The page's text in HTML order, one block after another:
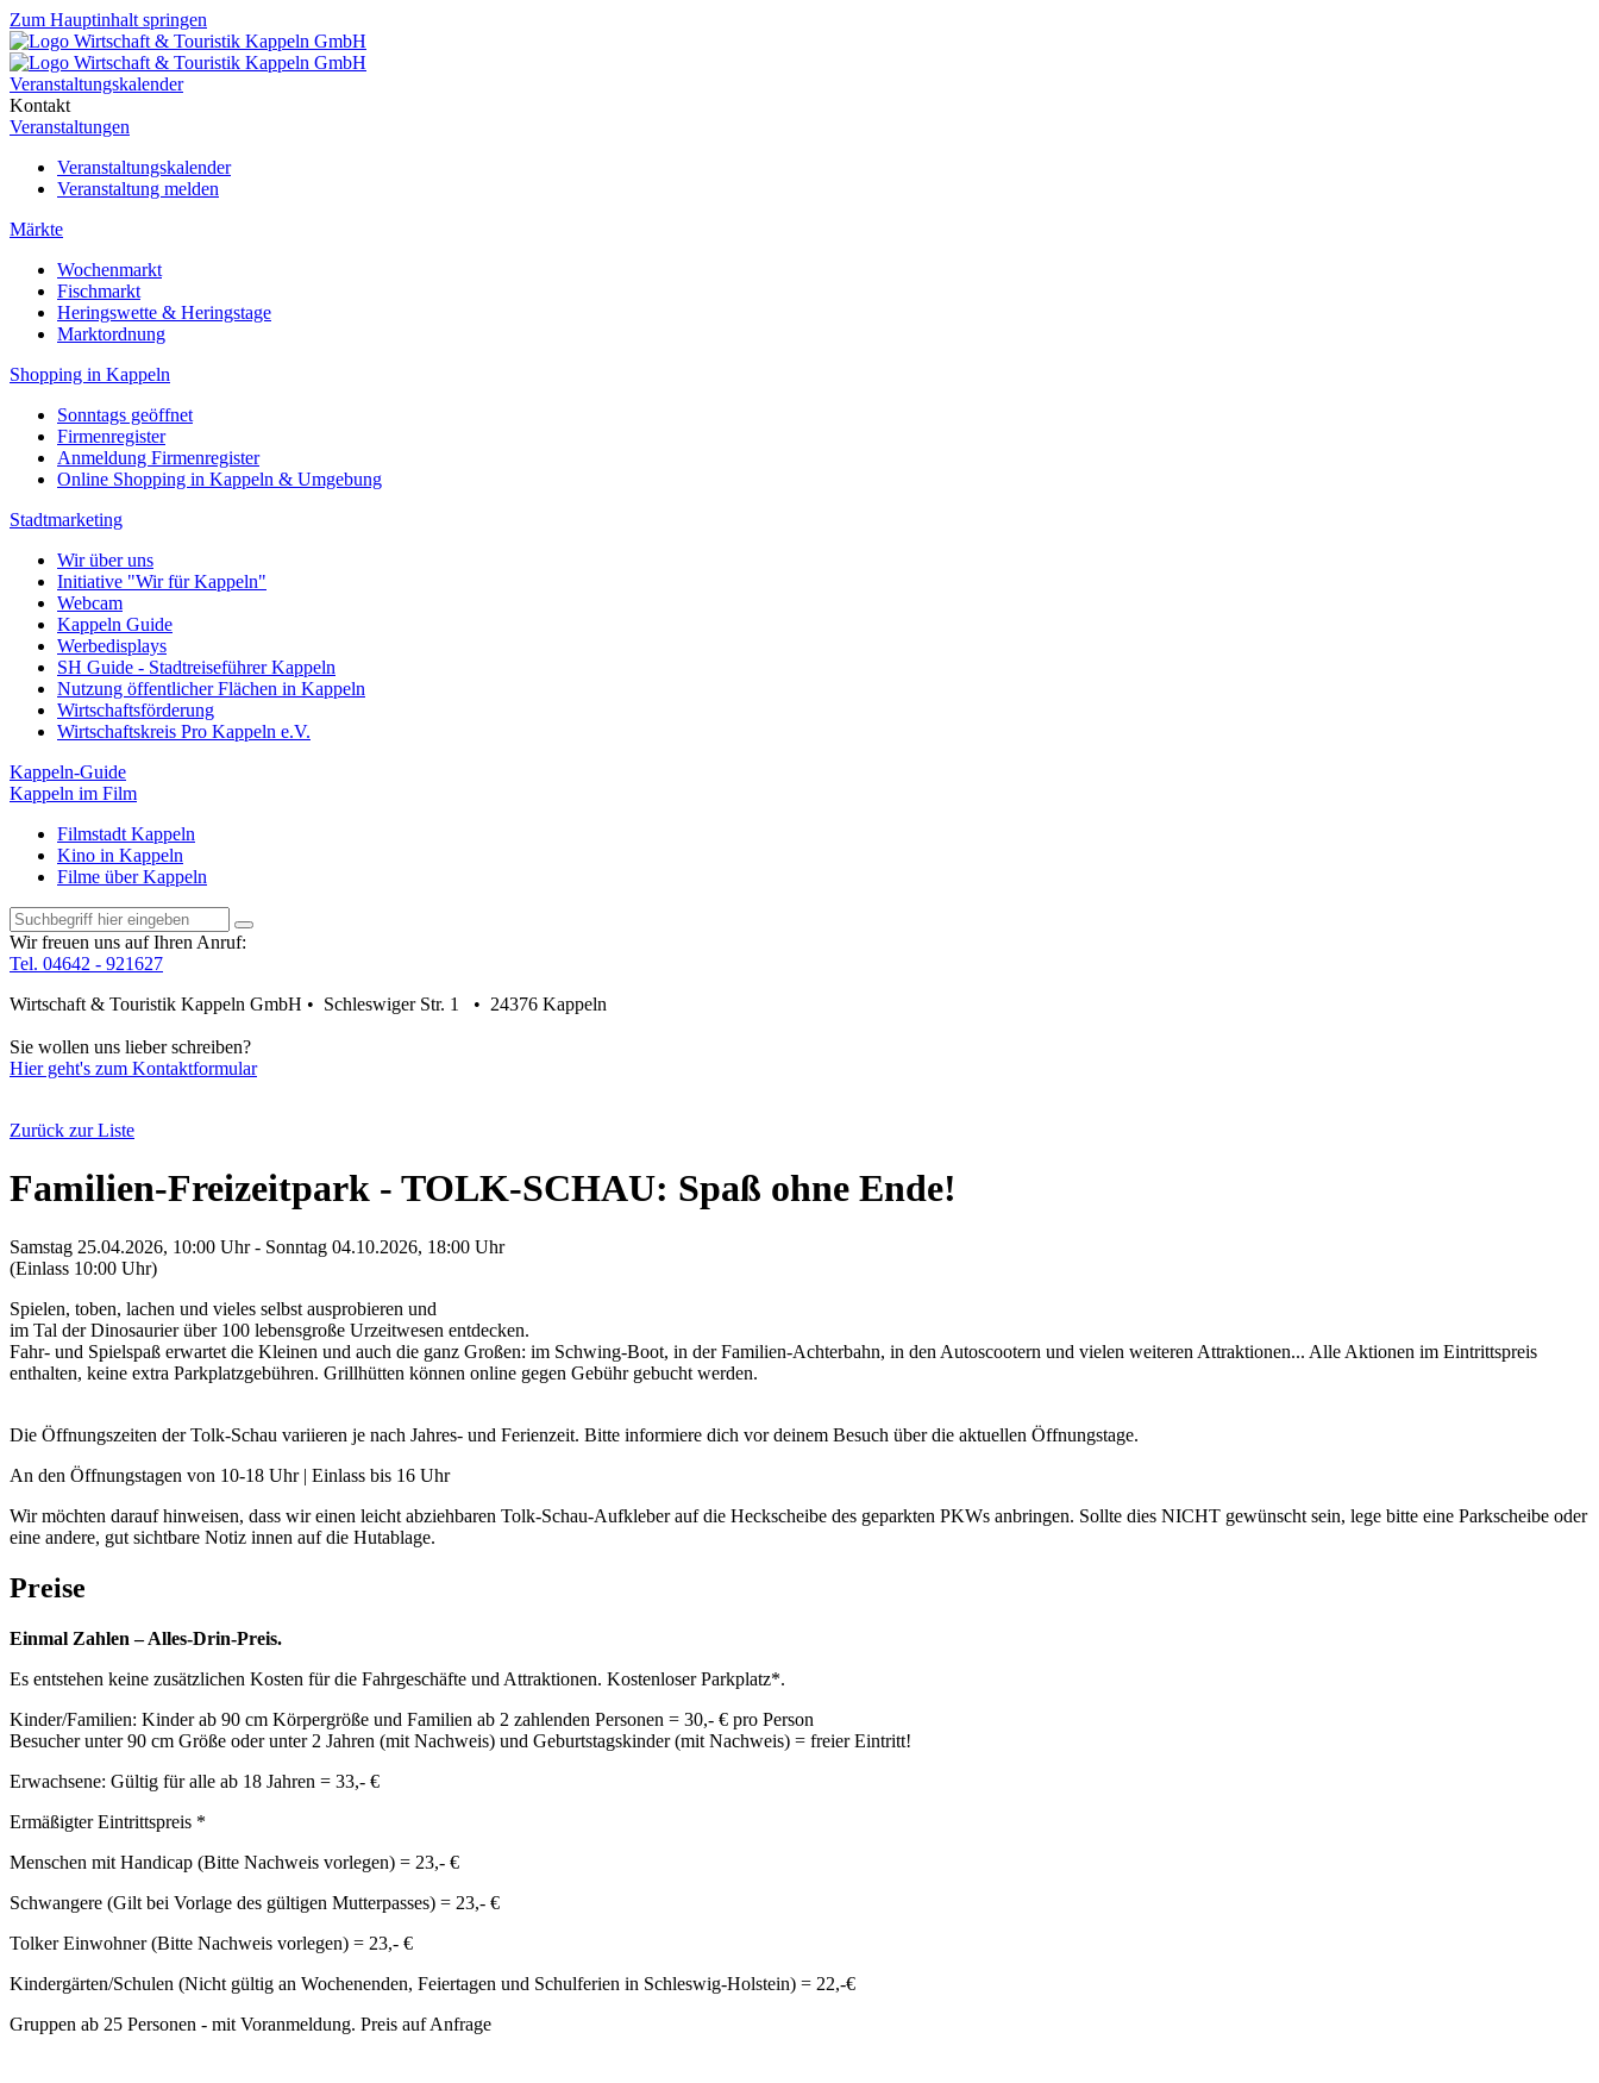
Zum Hauptinhalt springen
Veranstaltungskalender
Kontakt
Veranstaltungen
Veranstaltungskalender
Veranstaltung melden
Märkte
Wochenmarkt
Fischmarkt
Heringswette & Heringstage
Marktordnung
Shopping in Kappeln
Sonntags geöffnet
Firmenregister
Anmeldung Firmenregister
Online Shopping in Kappeln & Umgebung
Stadtmarketing
Wir über uns
Initiative "Wir für Kappeln"
Webcam
Kappeln Guide
Werbedisplays
SH Guide - Stadtreiseführer Kappeln
Nutzung öffentlicher Flächen in Kappeln
Wirtschaftsförderung
Wirtschaftskreis Pro Kappeln e.V.
Kappeln-Guide
Kappeln im Film
Filmstadt Kappeln
Kino in Kappeln
Filme über Kappeln
Wir freuen uns auf Ihren Anruf:
Tel. 04642 - 921627
Wirtschaft & Touristik Kappeln GmbH • Schleswiger Str. 1 • 24376 Kappeln
Sie wollen uns lieber schreiben?
Hier geht's zum Kontaktformular
Zurück zur Liste
Familien-Freizeitpark - TOLK-SCHAU: Spaß ohne Ende!
Samstag 25.04.2026, 10:00 Uhr - Sonntag 04.10.2026, 18:00 Uhr
(Einlass 10:00 Uhr)
Spielen, toben, lachen und vieles selbst ausprobieren und
im Tal der Dinosaurier über 100 lebensgroße Urzeitwesen entdecken.
Fahr- und Spielspaß erwartet die Kleinen und auch die ganz Großen: im Schwing-Boot, in der Familien-Achterbahn, in den Autoscootern und vielen weiteren Attraktionen... Alle Aktionen im Eintrittspreis
enthalten, keine extra Parkplatzgebühren. Grillhütten können online gegen Gebühr gebucht werden.
Die Öffnungszeiten der Tolk-Schau variieren je nach Jahres- und Ferienzeit. Bitte informiere dich vor deinem Besuch über die aktuellen Öffnungstage.
An den Öffnungstagen von 10-18 Uhr | Einlass bis 16 Uhr
Wir möchten darauf hinweisen, dass wir einen leicht abziehbaren Tolk-Schau-Aufkleber auf die Heckscheibe des geparkten PKWs anbringen. Sollte dies NICHT gewünscht sein, lege bitte eine Parkscheibe oder
eine andere, gut sichtbare Notiz innen auf die Hutablage.
Preise
Einmal Zahlen – Alles-Drin-Preis.
Es entstehen keine zusätzlichen Kosten für die Fahrgeschäfte und Attraktionen. Kostenloser Parkplatz*.
Kinder/Familien: Kinder ab 90 cm Körpergröße und Familien ab 2 zahlenden Personen = 30,- € pro Person
Besucher unter 90 cm Größe oder unter 2 Jahren (mit Nachweis) und Geburtstagskinder (mit Nachweis) = freier Eintritt!
Erwachsene: Gültig für alle ab 18 Jahren = 33,- €
Ermäßigter Eintrittspreis *
Menschen mit Handicap (Bitte Nachweis vorlegen) = 23,- €
Schwangere (Gilt bei Vorlage des gültigen Mutterpasses) = 23,- €
Tolker Einwohner (Bitte Nachweis vorlegen) = 23,- €
Kindergärten/Schulen (Nicht gültig an Wochenenden, Feiertagen und Schulferien in Schleswig-Holstein) = 22,-€
Gruppen ab 25 Personen - mit Voranmeldung. Preis auf Anfrage